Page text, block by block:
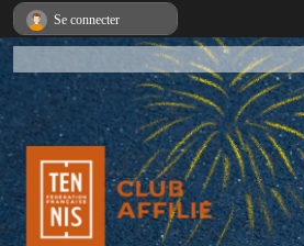
Se connecter
Panneau de gestion des cookies